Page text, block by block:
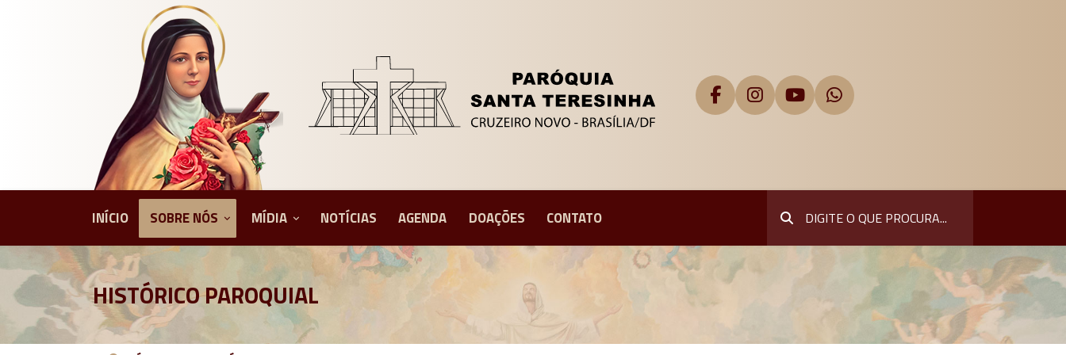
INÍCIO SOBRE NÓS MÍDIA NOTÍCIAS AGENDA DOAÇÕES CONTATO
HISTÓRICO PAROQUIAL